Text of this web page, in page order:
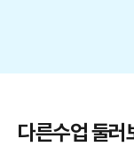
다른수업 둘러